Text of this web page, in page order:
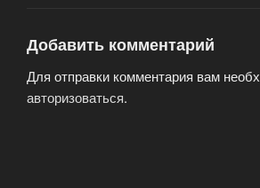
Добавить комментарий
Для отправки комментария вам
авторизоваться.